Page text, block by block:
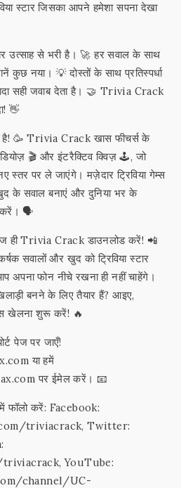
स्टार जिसका आपने हमेशा सपना देखा
उत्साह से भरी है। 🚀 हर सवाल के साथ
नया। 💡 दोस्तों के साथ प्रतिस्पर्धा
सही जवाब देता है। 🤝 Trivia Crack
👋
🥳 Trivia Crack खास फीचर्स के
🎬 और इंटरैक्टिव क्विज़ 🕹️, जो
स्तर पर ले जाएंगे। मज़ेदार ट्रिविया गेम्स
के सवाल बनाएं और दुनिया भर के
करें। 🗣️
ही Trivia Crack डाउनलोड करें! 📲
सवालों और खुद को ट्रिविया स्टार
अपना फोन नीचे रखना ही नहीं चाहेंगे।
बनने के लिए तैयार हैं? आइए,
खेलना शुरू करें! 🔥
पेज पर जाएँ!
या हमें
पर ईमेल करें। 📧
फॉलो करें: Facebook:
triviacrack, Twitter:
YouTube:
channel/UC-